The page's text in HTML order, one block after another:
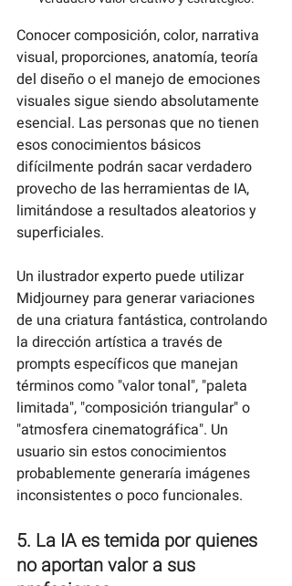
Conocer composición, color, narrativa
visual, proporciones, anatomía, teoría
del diseño o el manejo de emociones
visuales sigue siendo absolutamente
esencial. Las personas que no tienen
esos conocimientos básicos
difícilmente podrán sacar verdadero
provecho de las herramientas de IA,
limitándose a resultados aleatorios y
superficiales.
Un ilustrador experto puede utilizar
Midjourney para generar variaciones
de una criatura fantástica, controlando
la dirección artística a través de
prompts específicos que manejan
términos como "valor tonal", "paleta
limitada", "composición triangular" o
"atmosfera cinematográfica". Un
usuario sin estos conocimientos
probablemente generaría imágenes
inconsistentes o poco funcionales.
5. La IA es temida por quienes
no aportan valor a sus